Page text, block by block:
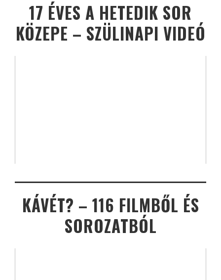
17 ÉVES A HETEDIK SOR
KÖZEPE – SZÜLINAPI VIDEÓ
KÁVÉT? – 116 FILMBŐL ÉS
SOROZATBÓL